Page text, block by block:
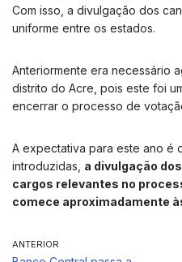
Com isso, a divulgação dos
uniforme entre os estados.
Anteriormente era necessário
distrito do Acre, pois este foi
encerrar o processo de
A expectativa para este ano é
introduzidas, a divulgação
cargos relevantes no
comece aproximadamente
ANTERIOR